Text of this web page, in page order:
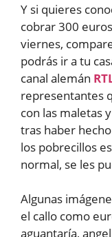
Y si quieres
cobrar 300
viernes,
podrás ir a tu
canal alemán
representantes
con las maletas
tras haber
los pobrecillos
normal, se les
Algunas
el callo como
aguantaría,